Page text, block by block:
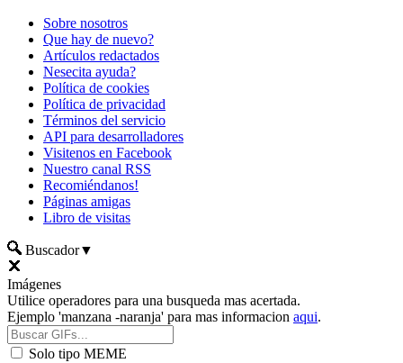
Sobre nosotros
Que hay de nuevo?
Artículos redactados
Nesecita ayuda?
Política de cookies
Política de privacidad
Términos del servicio
API para desarrolladores
Visitenos en Facebook
Nuestro canal RSS
Recomiéndanos!
Páginas amigas
Libro de visitas
Buscador▼
Imágenes
Utilice operadores para una busqueda mas acertada.
Ejemplo 'manzana -naranja' para mas informacion aqui.
Solo tipo MEME